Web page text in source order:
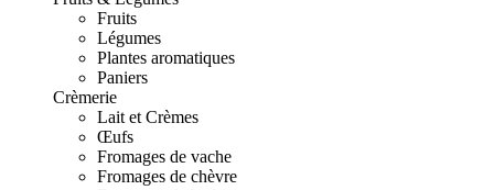
Fruits
Légumes
Plantes aromatiques
Paniers
Crèmerie
Lait et Crèmes
Œufs
Fromages de vache
Fromages de chèvre